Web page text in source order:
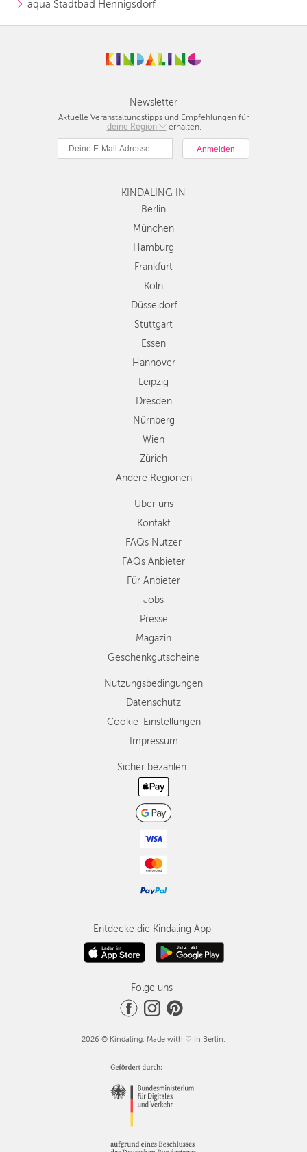
aqua Stadtbad Hennigsdorf
Newsletter
Aktuelle Veranstaltungstipps und Empfehlungen für
deine Region
Berlin
München
Hamburg
Köln
Düsseldorf
Stuttgart
Essen
Dresden
Nürnberg
Wien
Zürich
Andere
Regionen
erhalten.
KINDALING IN
Berlin
München
Hamburg
Frankfurt
Köln
Düsseldorf
Stuttgart
Essen
Hannover
Leipzig
Dresden
Nürnberg
Wien
Zürich
Andere Regionen
Über uns
Kontakt
FAQs Nutzer
FAQs Anbieter
Für Anbieter
Jobs
Presse
Magazin
Geschenkgutscheine
Nutzungsbedingungen
Datenschutz
Cookie-Einstellungen
Impressum
Sicher bezahlen
Entdecke die Kindaling App
Folge uns
2026 © Kindaling. Made with ♡ in Berlin.